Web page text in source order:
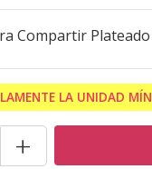
Compartir
LA UNIDAD
+